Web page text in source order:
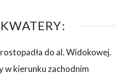
do al. Widokowej.
w kierunku zachodnim